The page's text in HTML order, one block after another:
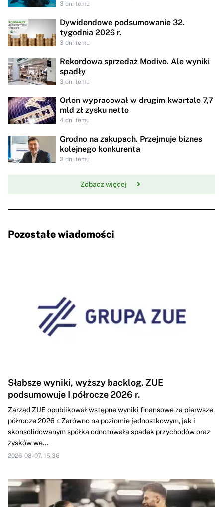
3 dni temu
Dywidendowe podsumowanie 32.
tygodnia 2026 r.
3 dni temu
Rekordowa sprzedaż Modivo. Ale wyniki
spadły
3 dni temu
Orlen wypracował w drugim kwartale 7,7
mld zł zysku netto
4 dni temu
Grodno na zakupach. Przejmuje biznes
kolejnego konkurenta
3 dni temu
Zobacz więcej
Pozostałe wiadomości
Słabsze wyniki, wyższy backlog. ZUE
podsumowuje I półrocze 2026 r.
Zarząd ZUE opublikował wstępne wyniki finansowe za pierwsze
półrocze 2026 r. Zarówno na poziomie jednostkowym, jak i
skonsolidowanym spółka odnotowała spadek przychodów oraz
zysków we...
2026-08-07, 15:36